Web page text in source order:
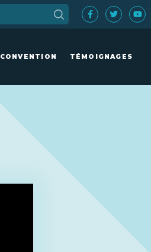
CONVENTION TÉMOIGNAGES